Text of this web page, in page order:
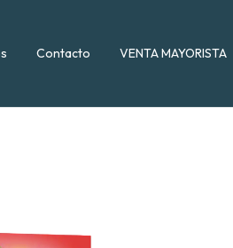
Contacto VENTA MAYORISTA